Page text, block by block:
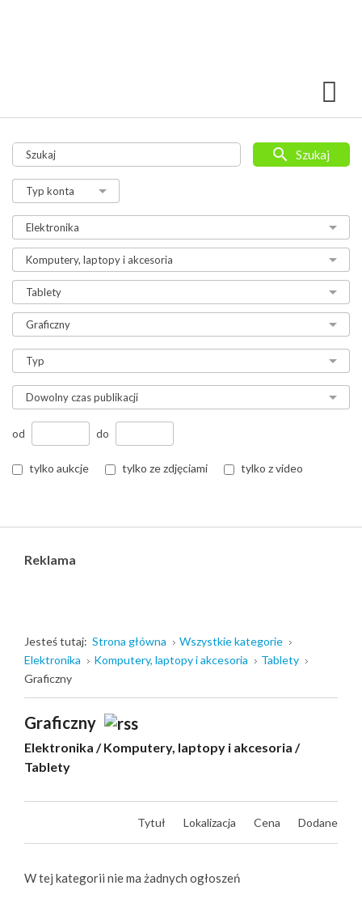
od do
tylko aukcje tylko ze zdjęciami tylko z video
Szukaj
Reklama
Jesteś tutaj: Strona główna
Wszystkie kategorie
Elektronika
Komputery, laptopy i akcesoria
Tablety
Graficzny
Graficzny
Elektronika /Komputery, laptopy i akcesoria /
Tablety
Tytuł Lokalizacja Cena Dodane
W tej kategorii nie ma żadnych ogłoszeń